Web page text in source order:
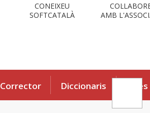
CONEIXEU
SOFTCATALÀ
AMB
Corrector Diccionaris Eines